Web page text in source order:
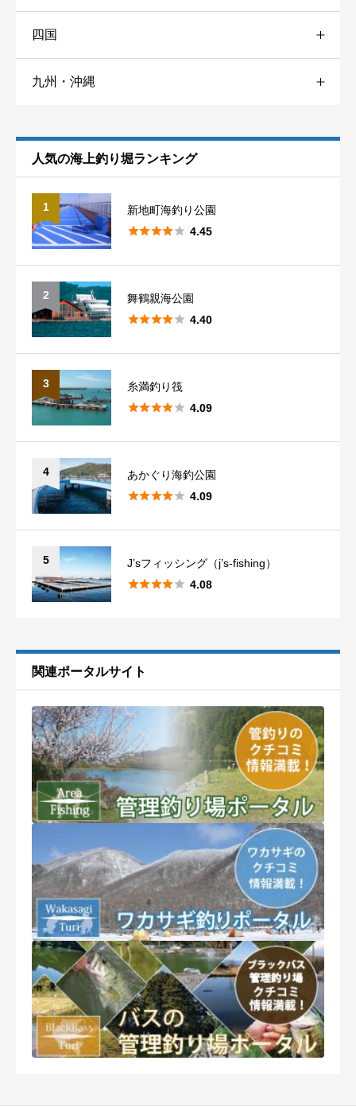
総合評価
星の数をお選びください  
クチコミのタイトル 必須
クチコミ内容 必須
口コミ・釣果情報投稿の注意点
釣り場への口コミ・釣果情報をお気軽にお寄せ下さい。
率直なご意見・ご感想は歓迎ですが、悪意のある口コミ情報はお
※内容によって掲載できかねる場合や削除する可能性がございま
すことを予めご了承ください。
茨城
石川
福井
静岡 6
京都
大阪
兵庫 12
広島
山口
四国
香川
九州・沖縄
佐賀 2
長崎
大分
宮崎
鹿児島
沖縄
人気の海上釣り堀ランキング
1
新地町海釣り公園
 4.45
2
舞鶴親海公園
 4.40
3
糸満釣り筏
 4.09
4
あかぐり海釣公園
 4.09
5
J’sフィッシング（j’s-fishing）
 4.08
関連ポータルサイト